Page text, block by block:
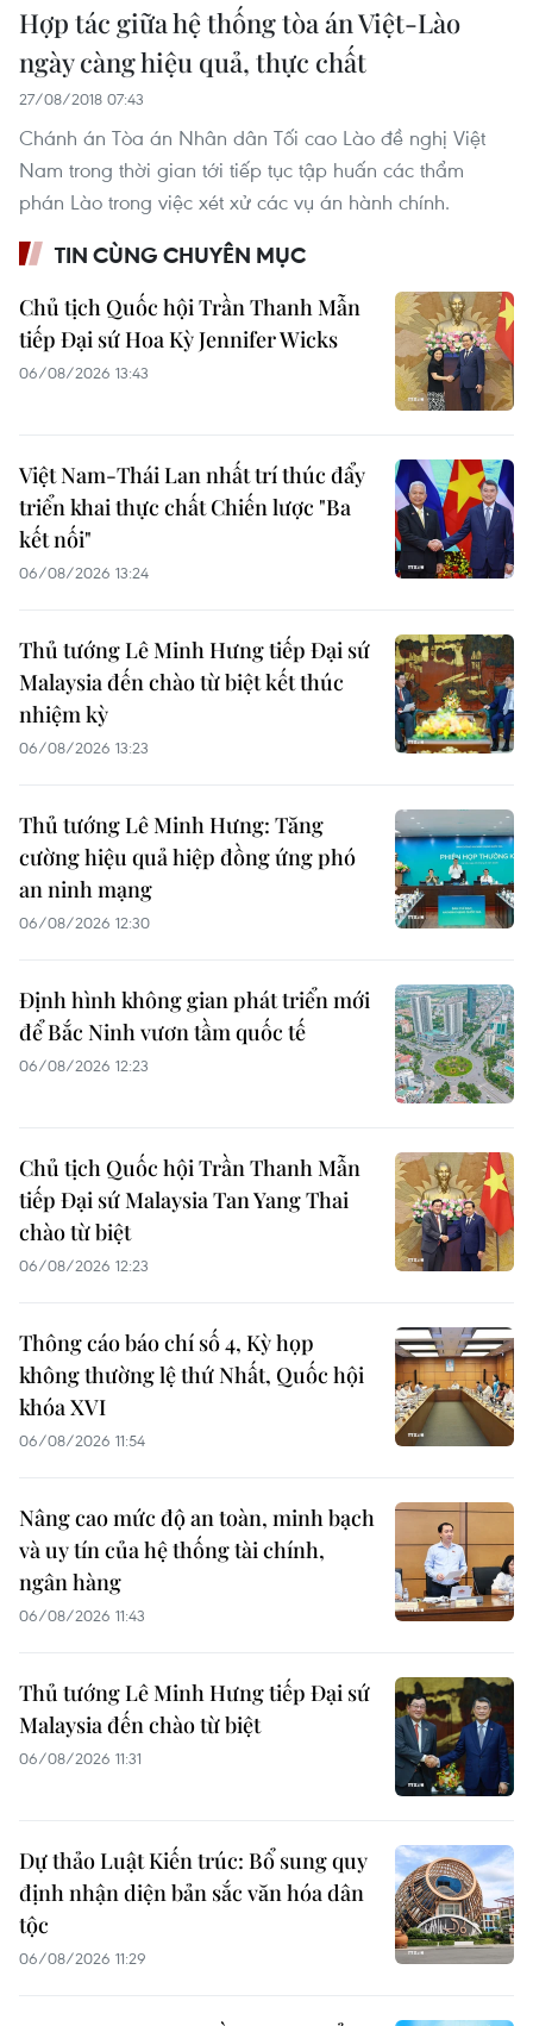
Hợp tác giữa hệ thống tòa án Việt-Lào
ngày càng hiệu quả, thực chất
27/08/2018 07:43
Chánh án Tòa án Nhân dân Tối cao Lào đề nghị Việt
Nam trong thời gian tới tiếp tục tập huấn các thẩm
phán Lào trong việc xét xử các vụ án hành chính.
TIN CÙNG CHUYÊN MỤC
Chủ tịch Quốc hội Trần Thanh Mẫn
tiếp Đại sứ Hoa Kỳ Jennifer Wicks
06/08/2026 13:43
Việt Nam-Thái Lan nhất trí thúc đẩy
triển khai thực chất Chiến lược "Ba
kết nối"
06/08/2026 13:24
Thủ tướng Lê Minh Hưng tiếp Đại sứ
Malaysia đến chào từ biệt kết thúc
nhiệm kỳ
06/08/2026 13:23
Thủ tướng Lê Minh Hưng: Tăng
cường hiệu quả hiệp đồng ứng phó
an ninh mạng
06/08/2026 12:30
Định hình không gian phát triển mới
để Bắc Ninh vươn tầm quốc tế
06/08/2026 12:23
Chủ tịch Quốc hội Trần Thanh Mẫn
tiếp Đại sứ Malaysia Tan Yang Thai
chào từ biệt
06/08/2026 12:23
Thông cáo báo chí số 4, Kỳ họp
không thường lệ thứ Nhất, Quốc hội
khóa XVI
06/08/2026 11:54
Nâng cao mức độ an toàn, minh bạch
và uy tín của hệ thống tài chính,
ngân hàng
06/08/2026 11:43
Thủ tướng Lê Minh Hưng tiếp Đại sứ
Malaysia đến chào từ biệt
06/08/2026 11:31
Dự thảo Luật Kiến trúc: Bổ sung quy
định nhận diện bản sắc văn hóa dân
tộc
06/08/2026 11:29